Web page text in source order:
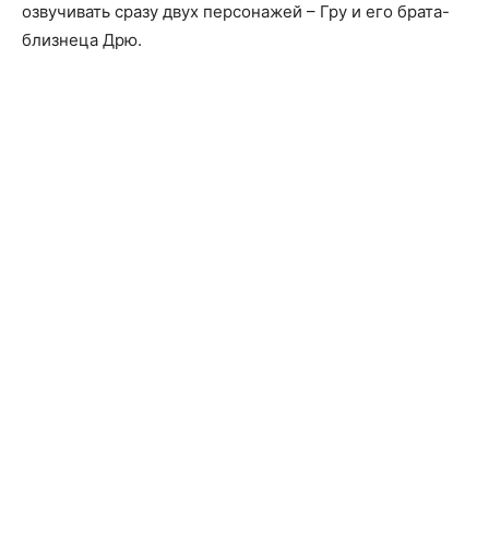
озвучивать сразу двух персонажей – Гру и его брата-
близнеца Дрю.